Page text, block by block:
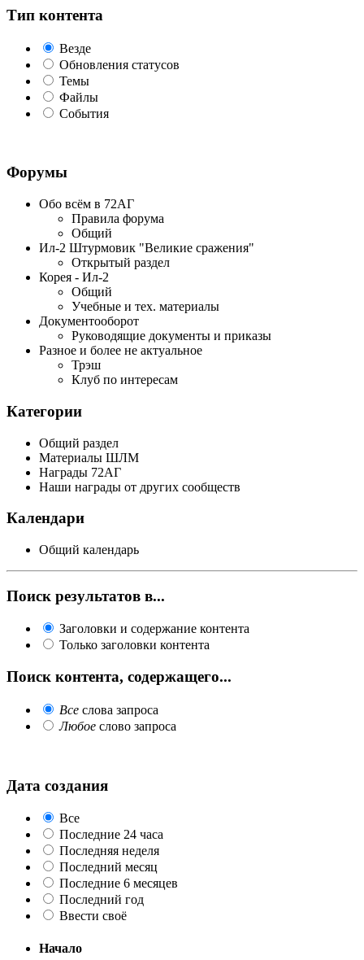
Тип контента
Везде
Обновления статусов
Темы
Файлы
События
Форумы
Обо всём в 72АГ
Правила форума
Общий
Ил-2 Штурмовик "Великие сражения"
Открытый раздел
Корея - Ил-2
Общий
Учебные и тех. материалы
Документооборот
Руководящие документы и приказы
Разное и более не актуальное
Трэш
Клуб по интересам
Категории
Общий раздел
Материалы ШЛМ
Награды 72АГ
Наши награды от других сообществ
Календари
Общий календарь
Поиск результатов в...
Заголовки и содержание контента
Только заголовки контента
Поиск контента, содержащего...
Все слова запроса
Любое слово запроса
Дата создания
Все
Последние 24 часа
Последняя неделя
Последний месяц
Последние 6 месяцев
Последний год
Ввести своё
Начало